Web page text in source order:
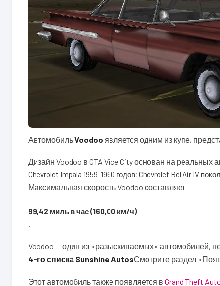
АвтомобильVoodoo является одним из купе,
Дизайн Voodoo в GTA Vice City основан на реальных
Chevrolet Impala 1959-1960 годов; Chevrolet Bel Air IV
Максимальная скорость Voodoo составляет
99,42 миль в час (160,00 км/ч)
.
Voodoo — один из «разыскиваемых» автомобилей,
4-го списка Sunshine AutosСмотрите раздел
Этот автомобиль также появляется в Grand Theft